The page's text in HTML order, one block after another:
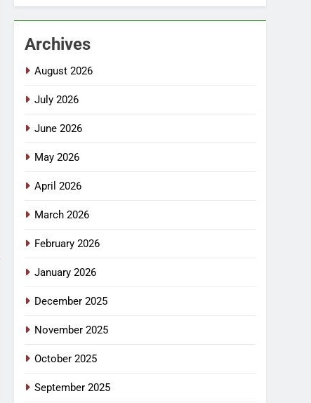
Archives
August 2026
July 2026
June 2026
May 2026
April 2026
March 2026
February 2026
January 2026
December 2025
November 2025
October 2025
September 2025